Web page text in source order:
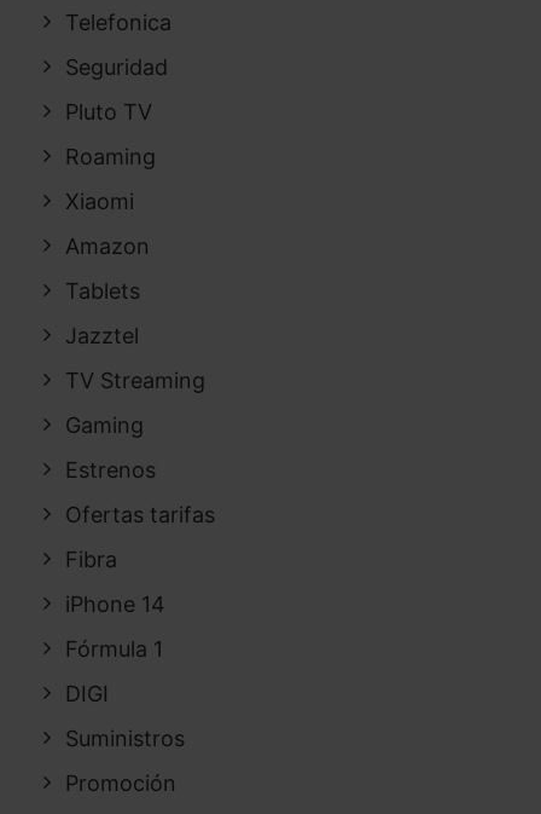
Telefonica
Seguridad
Pluto TV
Roaming
Xiaomi
Amazon
Tablets
Jazztel
TV Streaming
Gaming
Estrenos
Ofertas tarifas
Fibra
iPhone 14
Fórmula 1
DIGI
Suministros
Promoción